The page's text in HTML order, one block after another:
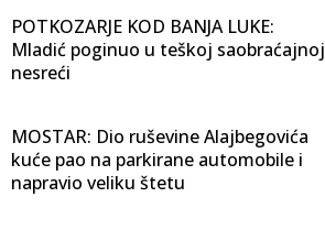
POTKOZARJE KOD BANJA LUKE:
Mladić poginuo u teškoj saobraćajnoj
nesreći
MOSTAR: Dio ruševine Alajbegovića
kuće pao na parkirane automobile i
napravio veliku štetu